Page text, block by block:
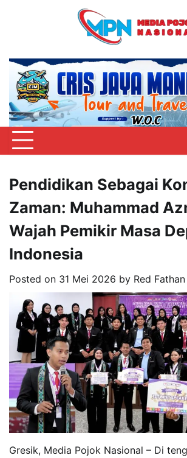
Pendidikan Sebagai
Zaman: Muhammad
Wajah Pemikir Masa
Indonesia
Posted on 31 Mei 2026 by Red Fathan
Gresik, Media Pojok Nasional – Di